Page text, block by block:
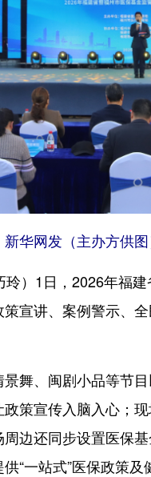
华网发（主办方供图
1日，2026年福建
宣讲、案例警示、
、闽剧小品等节目
策宣传入脑入心；
边还同步设置医保
“一站式”医保政策及